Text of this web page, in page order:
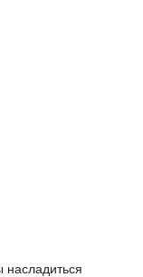
насладиться